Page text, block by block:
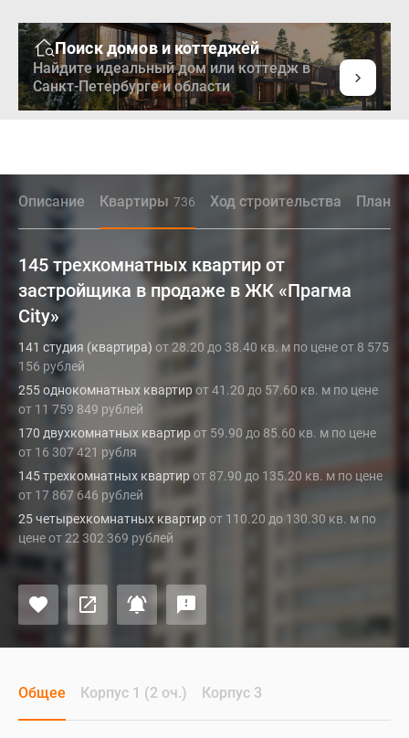
Поиск домов и коттеджей
Найдите идеальный дом или коттедж в
Санкт-Петербурге и области
Описание Квартиры 736 Ход строительства
145 трехкомнатных квартир от
застройщика в продаже в ЖК «Прагма
City»
141 студия (квартира) от 28.20 до 38.40 кв. м по цене от 8 575
156 рублей
255 однокомнатных квартир от 41.20 до 57.60 кв. м по цене
от 11 759 849 рублей
170 двухкомнатных квартирот 59.90 до 85.60 кв. м по цене
от 16 307 421 рубля
145 трехкомнатных квартирот 87.90 до 135.20 кв. м по цене
от 17 867 646 рублей
25 четырехкомнатных квартир от 110.20 до 130.30 кв. м по
цене от 22 302 369 рублей
Общее Корпус 1 (2 оч.) Корпус 3